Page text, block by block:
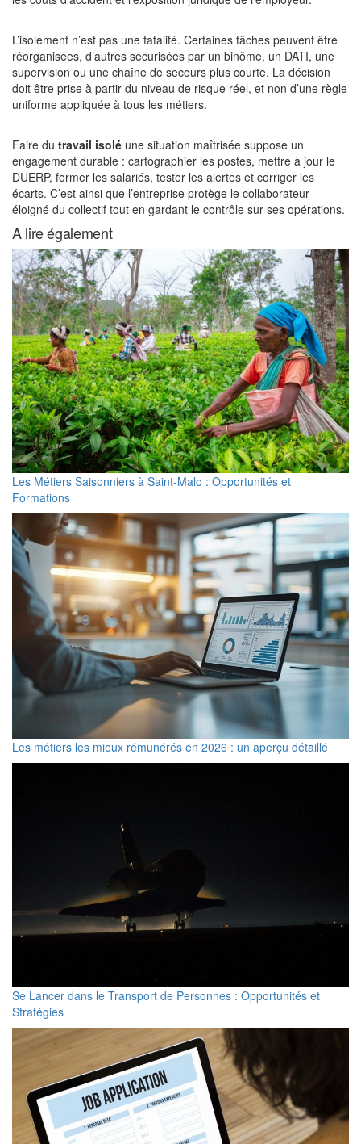
L’isolement n’est pas une fatalité. Certaines tâches peuvent être
réorganisées, d’autres sécurisées par un binôme, un DATI, une
supervision ou une chaîne de secours plus courte. La décision
doit être prise à partir du niveau de risque réel, et non d’une règle
uniforme appliquée à tous les métiers.
Faire du travail isolé une situation maîtrisée suppose un
engagement durable : cartographier les postes, mettre à jour le
DUERP, former les salariés, tester les alertes et corriger les
écarts. C’est ainsi que l’entreprise protège le collaborateur
éloigné du collectif tout en gardant le contrôle sur ses opérations.
A lire également
Les Métiers Saisonniers à Saint-Malo : Opportunités et
Formations
Les métiers les mieux rémunérés en 2026 : un aperçu détaillé
Se Lancer dans le Transport de Personnes : Opportunités et
Stratégies